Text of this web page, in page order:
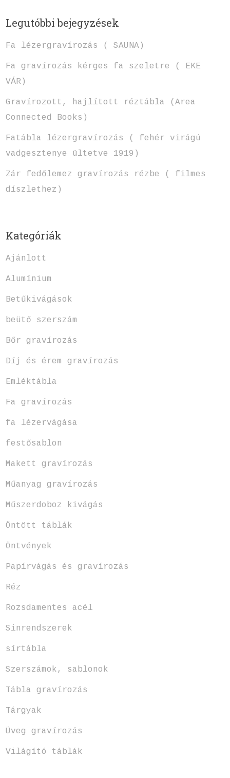
Legutóbbi bejegyzések
Fa lézergravírozás ( SAUNA)
Fa gravírozás kérges fa szeletre ( EKE
VÁR)
Gravírozott, hajlított réztábla (Area
Connected Books)
Fatábla lézergravírozás ( fehér virágú
vadgesztenye ültetve 1919)
Zár fedőlemez gravírozás rézbe ( filmes
díszlethez)
Kategóriák
Ajánlott
Alumínium
Betűkivágások
beütő szerszám
Bőr gravírozás
Díj és érem gravírozás
Emléktábla
Fa gravírozás
fa lézervágása
festősablon
Makett gravírozás
Műanyag gravírozás
Műszerdoboz kivágás
Öntött táblák
Öntvények
Papírvágás és gravírozás
Réz
Rozsdamentes acél
Sinrendszerek
sírtábla
Szerszámok, sablonok
Tábla gravírozás
Tárgyak
Üveg gravírozás
Világító táblák